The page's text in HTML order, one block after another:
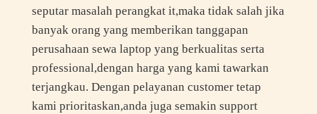
seputar masalah perangkat it,maka tidak salah jika
banyak orang yang memberikan tanggapan
perusahaan sewa laptop yang berkualitas serta
professional,dengan harga yang kami tawarkan
terjangkau. Dengan pelayanan customer tetap
kami prioritaskan,anda juga semakin support